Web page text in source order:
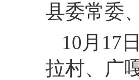
县委常委
10月17
拉村、广